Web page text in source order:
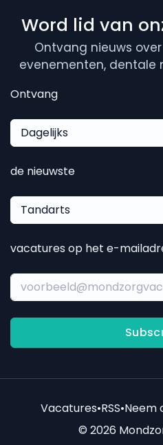
Word lid van
Ontvang nieuws
evenementen, dentale
Ontvang
Dagelijks
de nieuwste
Tandarts
vacatures op het e-
Vacatures•RSS•Neem
© 2026